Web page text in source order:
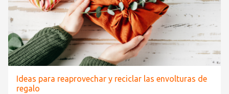
Ideas para reaprovechar y reciclar las envolturas de
regalo